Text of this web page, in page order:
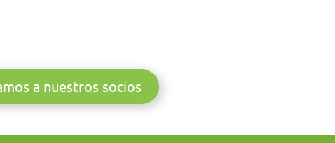
a nuestros socios